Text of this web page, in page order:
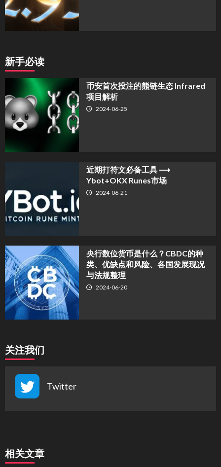
新手必读
币安首次投注的熊链生态 Infrared
项目解析
2024-06-25
近期打符文必备工具 ⟶
Ybot+OKX Runes市场
2024-06-21
央行数位货币是什么？CBDC的种
类、优缺点和风险、各国发展现况
与法规整理
2024-06-20
关注我们
Twitter
相关文章